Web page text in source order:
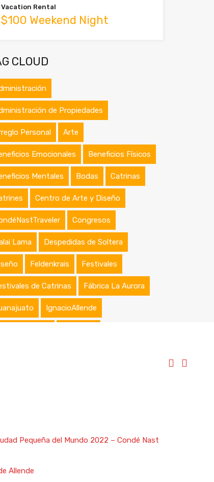
Vacation Rental
$100 Weekend Night
CLOUD
de Propiedades
Personal Arte
Emocionales Beneficios Físicos
Mentales Bodas Catrinas
Centro de Arte y Diseño
Congresos
Lama Despedidas de Soltera
Feldenkrais Festivales
de Catrinas Fábrica La Aurora
IgnacioAllende
Vacacionales Reserva Natural
Pequeña del Mundo 2022 – Condé Nast
Allende